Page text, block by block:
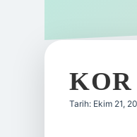
Tarih: Ekim 21,